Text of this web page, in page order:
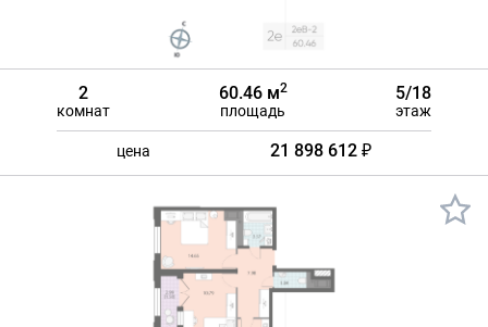
2
комнат
60.46 м2
площадь
5/18
этаж
цена 21 898 612 ₽